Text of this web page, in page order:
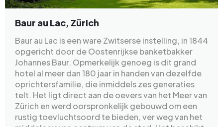
Baur au Lac, Zürich
Baur au Lac is een ware Zwitserse instelling, in 1844
opgericht door de Oostenrijkse banketbakker
Johannes Baur. Opmerkelijk genoeg is dit grand
hotel al meer dan 180 jaar in handen van dezelfde
oprichtersfamilie, die inmiddels zes generaties
telt. Het ligt direct aan de oevers van het Meer van
Zürich en werd oorspronkelijk gebouwd om een
rustig toevluchtsoord te bieden, ver weg van het